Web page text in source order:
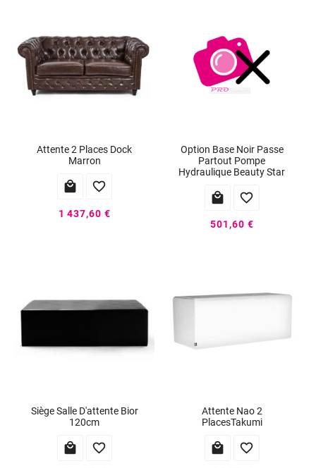
Attente 2 Places Dock
Marron
 
1 437,60 €
Option Base Noir Passe
Partout Pompe
Hydraulique Beauty Star
 
501,60 €
Siège Salle D'attente Bior
120cm
 
Attente Nao 2
PlacesTakumi
 